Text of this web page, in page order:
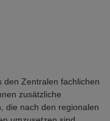
den Zentralen fachlichen
zusätzliche
die nach den regionalen